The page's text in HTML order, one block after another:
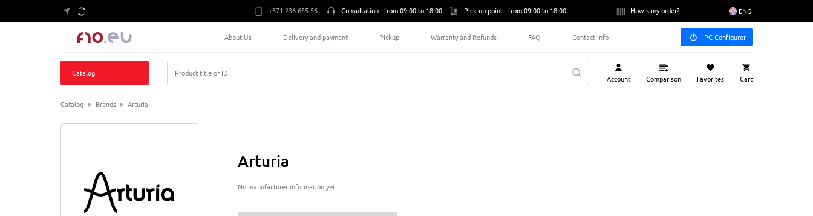
+371-236-655-56 Consultation - from 09:00 to 18:00 Pick-up point - from 09:00 to 18:00 How's my order? ENG
About Us Delivery and payment Pickup Warranty and Refunds FAQ Contact Info PC Configurer
Catalog Product title or ID
Account Comparison Favorites Cart
Catalog Brands Arturia
Arturia
No manufacturer information yet